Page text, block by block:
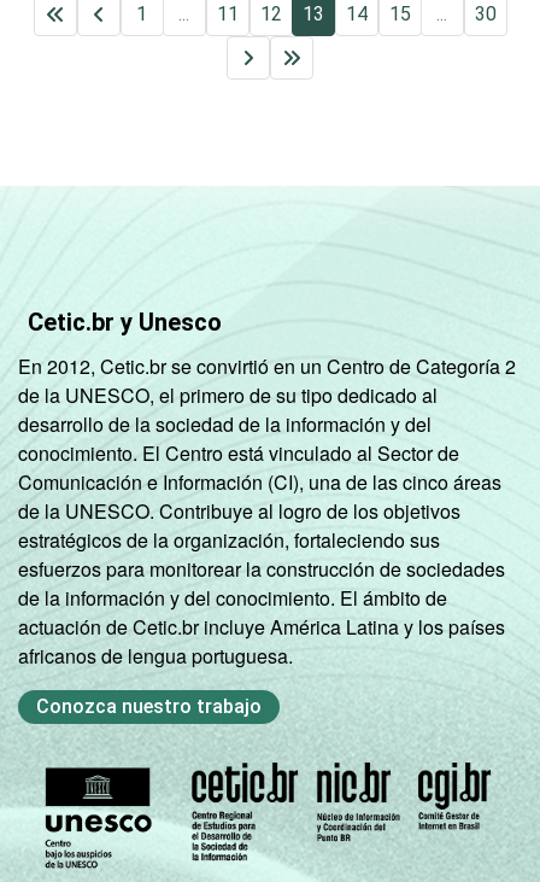
1 ... 11 12 13 14 15 ... 30
Cetic.br y Unesco
En 2012, Cetic.br se convirtió en un Centro de Categoría 2
de la UNESCO, el primero de su tipo dedicado al
desarrollo de la sociedad de la información y del
conocimiento. El Centro está vinculado al Sector de
Comunicación e Información (CI), una de las cinco áreas
de la UNESCO. Contribuye al logro de los objetivos
estratégicos de la organización, fortaleciendo sus
esfuerzos para monitorear la construcción de sociedades
de la información y del conocimiento. El ámbito de
actuación de Cetic.br incluye América Latina y los países
africanos de lengua portuguesa.
Conozca nuestro trabajo